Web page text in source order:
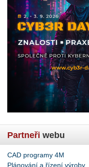
Partneři webu
CAD programy 4M
Plánování a řízení výroby